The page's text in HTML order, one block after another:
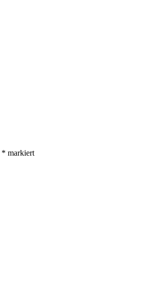
* markiert